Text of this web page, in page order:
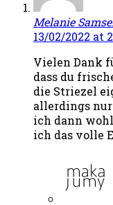
Melanie
13/02/2022 at
Vielen Dank
dass du
die Striezel
allerdings nur
ich dann
ich das volle